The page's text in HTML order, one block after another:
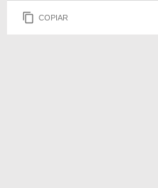
COPIAR